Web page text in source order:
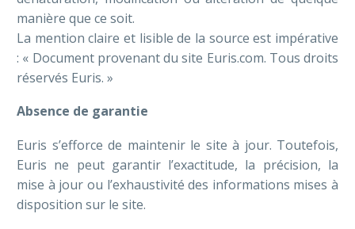
manière que ce soit.
La mention claire et lisible de la source est impérative
: « Document provenant du site Euris.com. Tous droits
réservés Euris. »
Absence de garantie
Euris s’efforce de maintenir le site à jour. Toutefois,
Euris ne peut garantir l’exactitude, la précision, la
mise à jour ou l’exhaustivité des informations mises à
disposition sur le site.